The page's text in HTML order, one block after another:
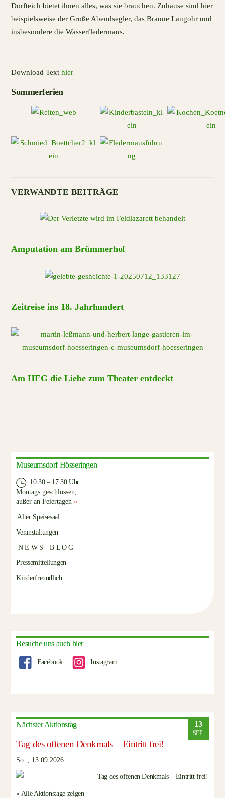
Dorfteich bietet ihnen alles, was sie brauchen. Zuhause sind hier
beispielsweise der Große Abendsegler, das Braune Langohr und
insbesondere die Wasserfledermaus.
Download Texthier
Sommerferien
VERWANDTE BEITRÄGE
Amputation am Brümmerhof
Zeitreise ins 18. Jahrhundert
Am HEG die Liebe zum Theater entdeckt
Museumsdorf Hösseringen
10.30 – 17.30 Uhr
Montags geschlossen,
außer an Feiertagen«
Alter Speisesaal
Veranstaltungen
N E W S – B L O G
Pressemitteilungen
Kinderfreundlich
Besuche uns auch hier
Facebook Instagram
Nächster Aktionstag 13
SEP.
Tag des offenen Denkmals – Eintritt frei!
So.., 13.09.2026
» Alle Aktionstage zeigen